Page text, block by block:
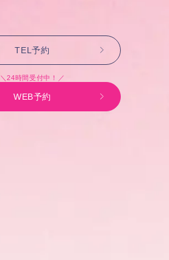
TEL予約
＼24時間受付中！／
WEB予約